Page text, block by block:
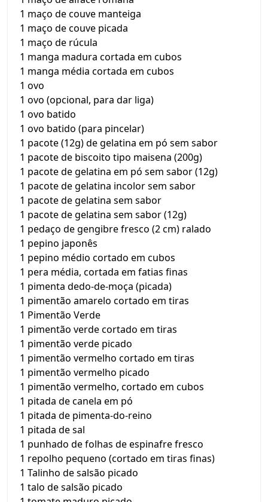
1 maço de couve manteiga
1 maço de couve picada
1 maço de rúcula
1 manga madura cortada em cubos
1 manga média cortada em cubos
1 ovo
1 ovo (opcional, para dar liga)
1 ovo batido
1 ovo batido (para pincelar)
1 pacote (12g) de gelatina em pó sem sabor
1 pacote de biscoito tipo maisena (200g)
1 pacote de gelatina em pó sem sabor (12g)
1 pacote de gelatina incolor sem sabor
1 pacote de gelatina sem sabor
1 pacote de gelatina sem sabor (12g)
1 pedaço de gengibre fresco (2 cm) ralado
1 pepino japonês
1 pepino médio cortado em cubos
1 pera média, cortada em fatias finas
1 pimenta dedo-de-moça (picada)
1 pimentão amarelo cortado em tiras
1 Pimentão Verde
1 pimentão verde cortado em tiras
1 pimentão verde picado
1 pimentão vermelho cortado em tiras
1 pimentão vermelho picado
1 pimentão vermelho, cortado em cubos
1 pitada de canela em pó
1 pitada de pimenta-do-reino
1 pitada de sal
1 punhado de folhas de espinafre fresco
1 repolho pequeno (cortado em tiras finas)
1 Talinho de salsão picado
1 talo de salsão picado